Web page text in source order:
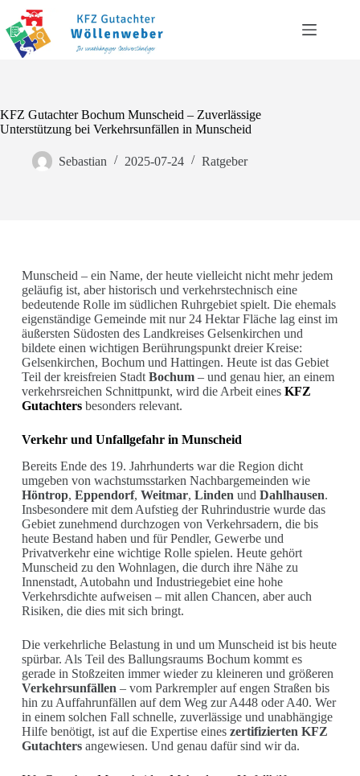
KFZ Gutachter Bochum Munscheid – Zuverlässige
Unterstützung bei Verkehrsunfällen in Munscheid
Sebastian 2025-07-24 Ratgeber
Munscheid – ein Name, der heute vielleicht nicht mehr jedem
geläufig ist, aber historisch und verkehrstechnisch eine
bedeutende Rolle im südlichen Ruhrgebiet spielt. Die ehemals
eigenständige Gemeinde mit nur 24 Hektar Fläche lag einst im
äußersten Südosten des Landkreises Gelsenkirchen und
bildete einen wichtigen Berührungspunkt dreier Kreise:
Gelsenkirchen, Bochum und Hattingen. Heute ist das Gebiet
Teil der kreisfreien Stadt Bochum– und genau hier, an einem
verkehrsreichen Schnittpunkt, wird die Arbeit eines KFZ
Gutachtersbesonders relevant.
Verkehr und Unfallgefahr in Munscheid
Bereits Ende des 19. Jahrhunderts war die Region dicht
umgeben von wachstumsstarken Nachbargemeinden wie
Höntrop, Eppendorf, Weitmar, Linden und Dahlhausen.
Insbesondere mit dem Aufstieg der Ruhrindustrie wurde das
Gebiet zunehmend durchzogen von Verkehrsadern, die bis
heute Bestand haben und für Pendler, Gewerbe und
Privatverkehr eine wichtige Rolle spielen. Heute gehört
Munscheid zu den Wohnlagen, die durch ihre Nähe zu
Innenstadt, Autobahn und Industriegebiet eine hohe
Verkehrsdichte aufweisen – mit allen Chancen, aber auch
Risiken, die dies mit sich bringt.
Die verkehrliche Belastung in und um Munscheid ist bis heute
spürbar. Als Teil des Ballungsraums Bochum kommt es
gerade in Stoßzeiten immer wieder zu kleineren und größeren
Verkehrsunfällen – vom Parkrempler auf engen Straßen bis
hin zu Auffahrunfällen auf dem Weg zur A448 oder A40. Wer
in einem solchen Fall schnelle, zuverlässige und unabhängige
Hilfe benötigt, ist auf die Expertise eines zertifizierten KFZ
Gutachtersangewiesen. Und genau dafür sind wir da.